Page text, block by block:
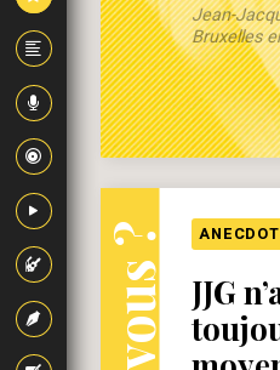
Jean-
Bruxelles
JJG